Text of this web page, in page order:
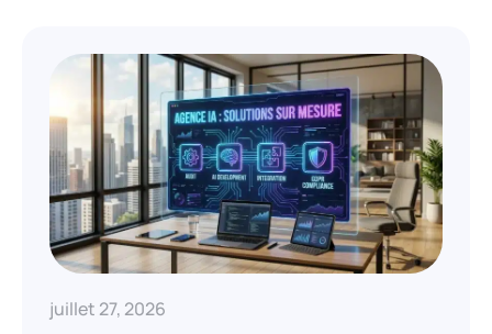
juillet 27, 2026